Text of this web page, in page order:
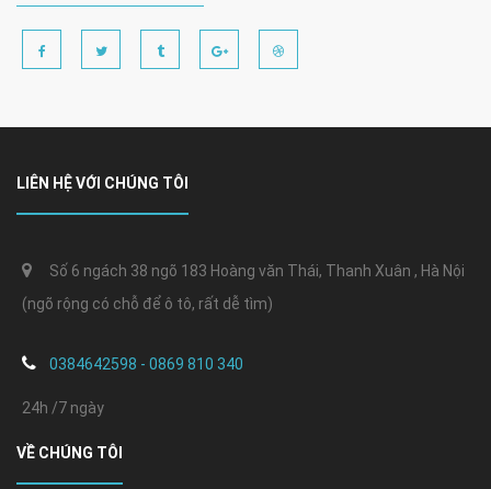
LIÊN HỆ VỚI CHÚNG TÔI
Số 6 ngách 38 ngõ 183 Hoàng văn Thái, Thanh Xuân , Hà Nội
(ngõ rộng có chỗ để ô tô, rất dễ tìm)
0384642598 - 0869 810 340
24h /7 ngày
VỀ CHÚNG TÔI